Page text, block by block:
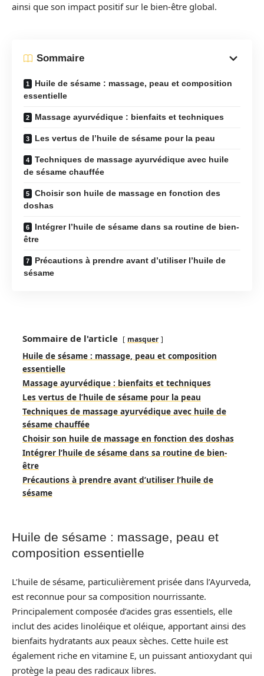
ainsi que son impact positif sur le bien-être global.
Sommaire
Huile de sésame : massage, peau et composition
essentielle
Massage ayurvédique : bienfaits et techniques
Les vertus de l’huile de sésame pour la peau
Techniques de massage ayurvédique avec huile
de sésame chauffée
Choisir son huile de massage en fonction des
doshas
Intégrer l’huile de sésame dans sa routine de bien-
être
Précautions à prendre avant d’utiliser l’huile de
sésame
Sommaire de l'article masquer
Huile de sésame : massage, peau et composition
essentielle
Massage ayurvédique : bienfaits et techniques
Les vertus de l’huile de sésame pour la peau
Techniques de massage ayurvédique avec huile de
sésame chauffée
Choisir son huile de massage en fonction des doshas
Intégrer l’huile de sésame dans sa routine de bien-
être
Précautions à prendre avant d’utiliser l’huile de
sésame
Huile de sésame : massage, peau et
composition essentielle
L’huile de sésame, particulièrement prisée dans l’Ayurveda,
est reconnue pour sa composition nourrissante.
Principalement composée d’acides gras essentiels, elle
inclut des acides linoléique et oléique, apportant ainsi des
bienfaits hydratants aux peaux sèches. Cette huile est
également riche en vitamine E, un puissant antioxydant qui
protège la peau des radicaux libres.